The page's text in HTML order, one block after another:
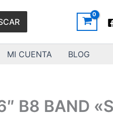
MI CUENTA BLOG
B8 BAND